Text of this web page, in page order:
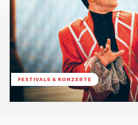
FESTIVALS & KONZERTE